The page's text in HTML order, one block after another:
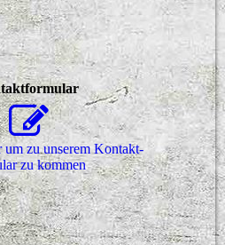
um zu unserem Kon­takt­
zu kommen